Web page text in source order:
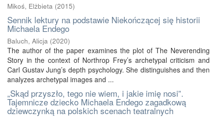
Mikoś, Elżbieta (2015)
Sennik lektury na podstawie Niekończącej się historii
Michaela Endego
Baluch, Alicja (2020)
The author of the paper examines the plot of The Neverending
Story in the context of Northrop Frey’s archetypal criticism and
Carl Gustav Jung’s depth psychology. She distinguishes and then
analyzes archetypal images and ...
„Skąd przyszło, tego nie wiem, i jakie imię nosi”.
Tajemnicze dziecko Michaela Endego zagadkową
dziewczynką na polskich scenach teatralnych